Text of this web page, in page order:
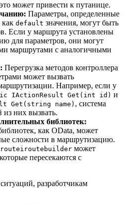
может привести к путанице.
Параметры, определенные
default значения, могут быть
Если у маршрута установлены
для параметров, они могут
маршрутами с аналогичными
Перегрузка методов контроллера
может вызвать
Например, если у
IActionResult Get(int id) и
Get(string name) , система
из них вызвать.
библиотек:
как OData, может
сложности в маршрутизацию.
может
пересекаются с
разработчикам